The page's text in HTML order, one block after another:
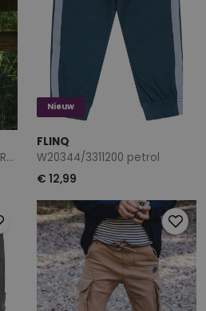
W20344/3311200 DONKER BRUIN
Nieuw
FLINQ
W20344/3311200 petrol
€ 12,99